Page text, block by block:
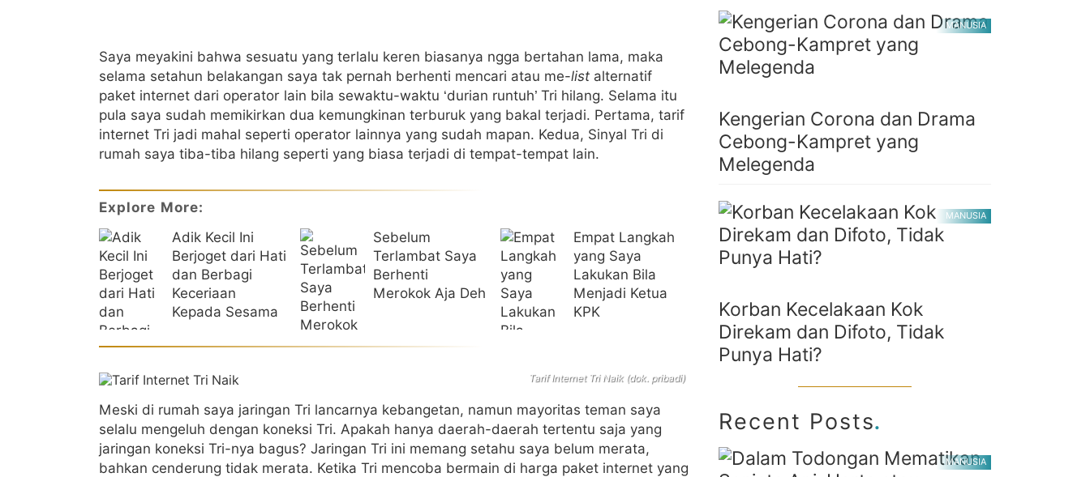
Saya meyakini bahwa sesuatu yang terlalu keren biasanya ngga bertahan lama, maka
selama setahun belakangan saya tak pernah berhenti mencari atau me-list alternatif
paket internet dari operator lain bila sewaktu-waktu ‘durian runtuh’ Tri hilang. Selama itu
pula saya sudah memikirkan dua kemungkinan terburuk yang bakal terjadi. Pertama, tarif
internet Tri jadi mahal seperti operator lainnya yang sudah mapan. Kedua, Sinyal Tri di
rumah saya tiba-tiba hilang seperti yang biasa terjadi di tempat-tempat lain.
Explore More:
Adik Kecil Ini
Berjoget dari Hati
dan Berbagi
Keceriaan
Kepada Sesama
Sebelum
Terlambat Saya
Berhenti
Merokok Aja Deh
Empat Langkah
yang Saya
Lakukan Bila
Menjadi Ketua
KPK
Tarif Internet Tri Naik (dok. pribadi)
Meski di rumah saya jaringan Tri lancarnya kebangetan, namun mayoritas teman saya
selalu mengeluh dengan koneksi Tri. Apakah hanya daerah-daerah tertentu saja yang
jaringan koneksi Tri-nya bagus? Jaringan Tri ini memang setahu saya belum merata,
bahkan cenderung tidak merata. Ketika Tri mencoba bermain di harga paket internet yang
MANUSIA
Kengerian Corona dan Drama
Cebong-Kampret yang
Melegenda
MANUSIA
Korban Kecelakaan Kok
Direkam dan Difoto, Tidak
Punya Hati?
Recent Posts.
MANUSIA